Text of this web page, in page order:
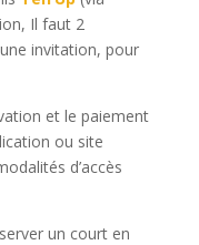
Il faut 2
invitation, pour
et le paiement
ou site
d’accès
un court en